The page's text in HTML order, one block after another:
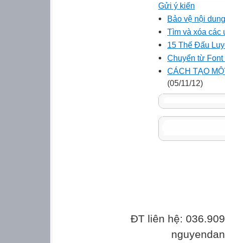
Gửi ý kiến
Bảo vệ nội
Tìm và xóa các
15 Thế Đấu
Chuyển từ Font
CÁCH TẠO
(05/11/12)
ĐT liên hệ: